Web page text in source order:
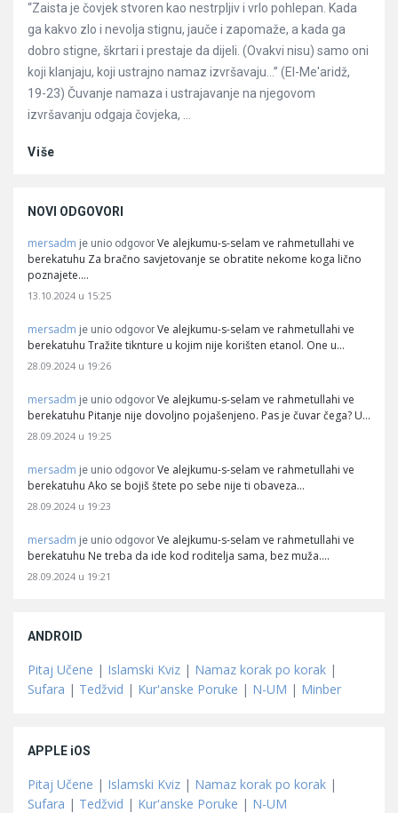
“Zaista je čovjek stvoren kao nestrpljiv i vrlo pohlepan. Kada
ga kakvo zlo i nevolja stignu, jauče i zapomaže, a kada ga
dobro stigne, škrtari i prestaje da dijeli. (Ovakvi nisu) samo oni
koji klanjaju, koji ustrajno namaz izvršavaju…” (El-Me'aridž,
19-23) Čuvanje namaza i ustrajavanje na njegovom
izvršavanju odgaja čovjeka, ...
Više
NOVI ODGOVORI
mersadm je unio odgovor Ve alejkumu-s-selam ve rahmetullahi ve
berekatuhu Za bračno savjetovanje se obratite nekome koga lično
poznajete.…
13.10.2024 u 15:25
mersadm je unio odgovor Ve alejkumu-s-selam ve rahmetullahi ve
berekatuhu Tražite tiknture u kojim nije korišten etanol. One u…
28.09.2024 u 19:26
mersadm je unio odgovor Ve alejkumu-s-selam ve rahmetullahi ve
berekatuhu Pitanje nije dovoljno pojašenjeno. Pas je čuvar čega? U…
28.09.2024 u 19:25
mersadm je unio odgovor Ve alejkumu-s-selam ve rahmetullahi ve
berekatuhu Ako se bojiš štete po sebe nije ti obaveza…
28.09.2024 u 19:23
mersadm je unio odgovor Ve alejkumu-s-selam ve rahmetullahi ve
berekatuhu Ne treba da ide kod roditelja sama, bez muža.…
28.09.2024 u 19:21
ANDROID
Pitaj Učene | Islamski Kviz | Namaz korak po korak |
Sufara | Tedžvid | Kur'anske Poruke | N-UM | Minber
APPLE iOS
Pitaj Učene | Islamski Kviz | Namaz korak po korak |
Sufara | Tedžvid | Kur'anske Poruke | N-UM